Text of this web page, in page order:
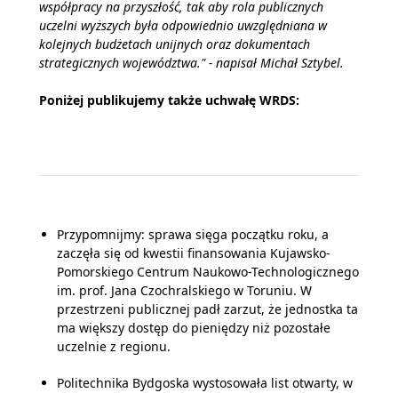
współpracy na przyszłość, tak aby rola publicznych
uczelni wyższych była odpowiednio uwzględniana w
kolejnych budżetach unijnych oraz dokumentach
strategicznych województwa." - napisał Michał Sztybel.
Poniżej publikujemy także uchwałę WRDS:
Przypomnijmy: sprawa sięga początku roku, a
zaczęła się od kwestii finansowania Kujawsko-
Pomorskiego Centrum Naukowo-Technologicznego
im. prof. Jana Czochralskiego w Toruniu. W
przestrzeni publicznej padł zarzut, że jednostka ta
ma większy dostęp do pieniędzy niż pozostałe
uczelnie z regionu.
Politechnika Bydgoska wystosowała list otwarty, w